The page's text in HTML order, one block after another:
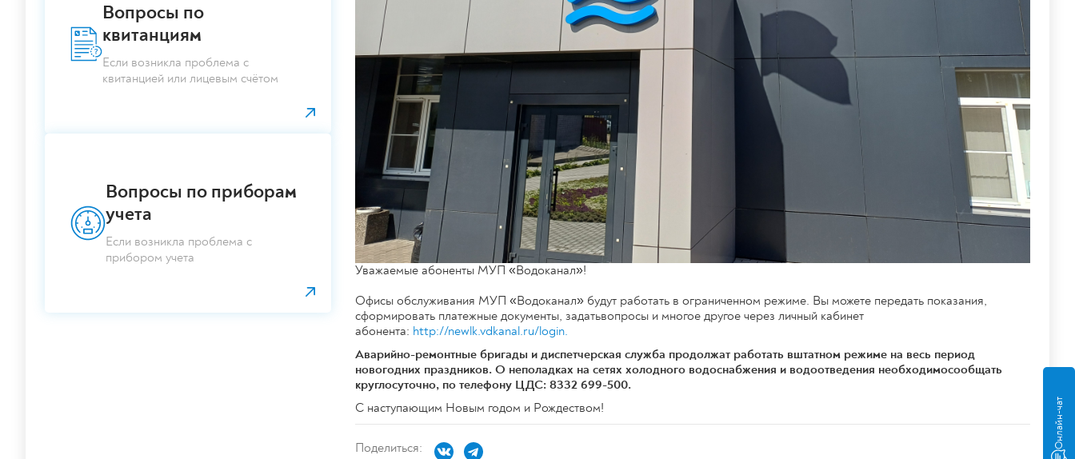
Онлайн-чат
Вопросы по
квитанциям
Если возникла проблема с
квитанцией или лицевым счётом
Вопросы по приборам
учета
Если возникла проблема с
прибором учета
Уважаемые абоненты МУП «Водоканал»!
Офисы обслуживания МУП «Водоканал» будут работать в ограниченном режиме. Вы можете передать показания,
сформировать платежные документы, задатьвопросы и многое другое через личный кабинет
абонента: http://newlk.vdkanal.ru/login.
Аварийно-ремонтные бригады и диспетчерская служба продолжат работать вштатном режиме на весь период
новогодних праздников. О неполадках на сетях холодного водоснабжения и водоотведения необходимосообщать
круглосуточно, по телефону ЦДС: 8332 699-500.
С наступающим Новым годом и Рождеством!
Поделиться: